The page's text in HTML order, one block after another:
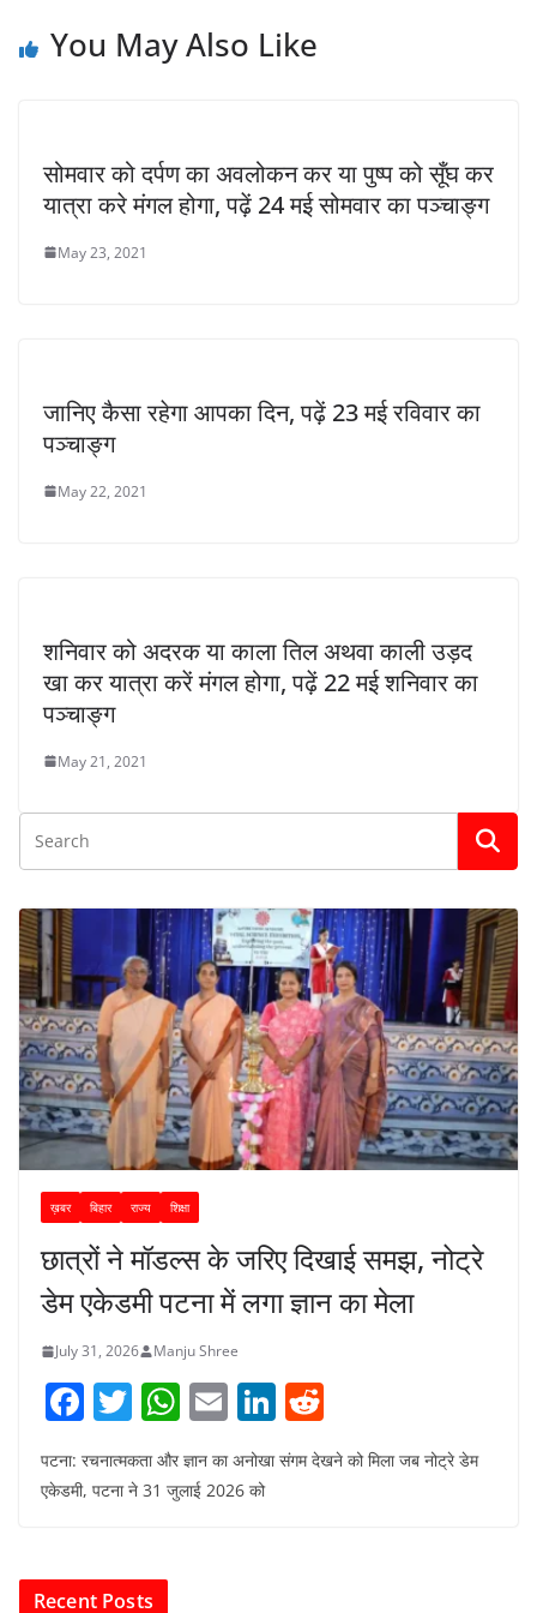
You May Also Like
सोमवार को दर्पण का अवलोकन कर या पुष्प को सूँघ कर
यात्रा करे मंगल होगा, पढ़ें 24 मई सोमवार का पञ्चाङ्ग
May 23, 2021
जानिए कैसा रहेगा आपका दिन, पढ़ें 23 मई रविवार का
पञ्चाङ्ग
May 22, 2021
शनिवार को अदरक या काला तिल अथवा काली उड़द
खा कर यात्रा करें मंगल होगा, पढ़ें 22 मई शनिवार का
पञ्चाङ्ग
May 21, 2021
ख़बर बिहार राज्य शिक्षा
छात्रों ने मॉडल्स के जरिए दिखाई समझ, नोट्रे
डेम एकेडमी पटना में लगा ज्ञान का मेला
July 31, 2026 Manju Shree
F
c
o
T
itt
W
at
E
m
ai
Li
n
k
e
d
पटना: रचनात्मकता और ज्ञान का अनोखा संगम देखने को मिला जब नोट्रे डेम
एकेडमी, पटना ने 31 जुलाई 2026 को
Recent Posts